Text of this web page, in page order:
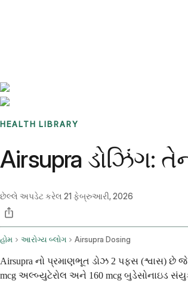
HEALTH LIBRARY
Airsupra ડોઝિંગ:
છેલ્લે અપડેટ કરેલ 21 ફેબ્રુઆરી, 2026
હોમ આરોગ્ય બ્લોગ Airsupra Dosing
Airsupra નો પ્રમાણભૂત ડોઝ 2 પફ્સ (શ્વાસ)
mcg અલ્બ્યુટેરોલ અને 160 mcg બુડેસોનાઇડ